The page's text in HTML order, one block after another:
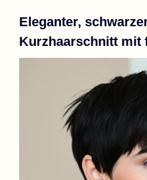
Eleganter,
Kurzhaarschnitt mit